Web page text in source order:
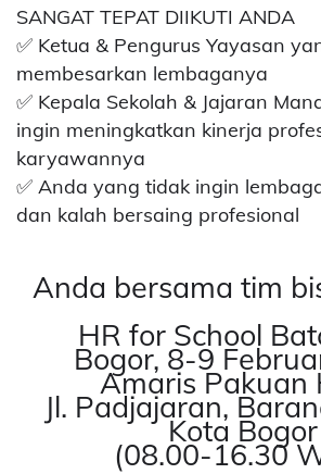
SANGAT TEPAT DIIKUTI ANDA
✅ Ketua & Pengurus Yayasan
membesarkan lembaganya
✅ Kepala Sekolah & Jajaran
ingin meningkatkan kinerja
karyawannya
✅ Anda yang tidak ingin
dan kalah bersaing profesional
Anda bersama tim
HR for School
Bogor, 8-9
Amaris Pakuan
Jl. Padjajaran,
Kota Bogor
(08.00-16.30